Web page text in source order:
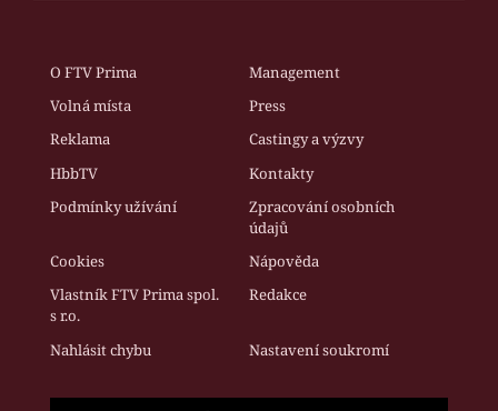
O FTV Prima
Management
Volná místa
Press
Reklama
Castingy a výzvy
HbbTV
Kontakty
Podmínky užívání
Zpracování osobních
údajů
Cookies
Nápověda
Vlastník FTV Prima spol.
s r.o.
Redakce
Nahlásit chybu Nastavení soukromí